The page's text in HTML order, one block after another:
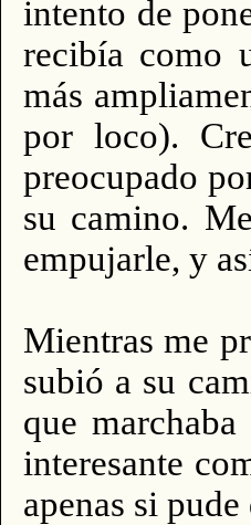
intento de
recibía como
más
por loco).
preocupado
su camino.
empujarle, y
Mientras me
subió a su
que
interesante
apenas si